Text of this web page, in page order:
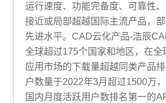
运行速度、功能完备度、可靠性
接近或局部超越国际主流产品，
先进水平。CAD云化产品-浩辰
全球超过175个国家和地区，在全
应用市场的下载量超越同类产品
户数量于2022年3月超过1500万
国内月度活跃用户数排名第一的